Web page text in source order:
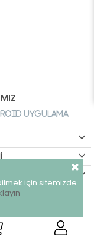
Uygulama
için sitemizde